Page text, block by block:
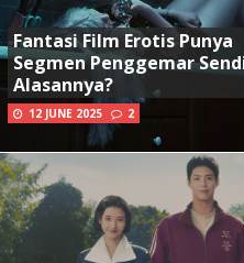
Fantasi Film Erotis Punya
Segmen Penggemar
Alasannya?
12 JUNE 2025 2